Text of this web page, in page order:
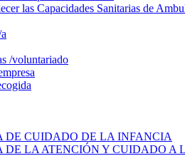
las Capacidades Sanitarias de
/voluntariado
DE CUIDADO DE LA INFANCIA
DE LA ATENCIÓN Y CUIDADO A